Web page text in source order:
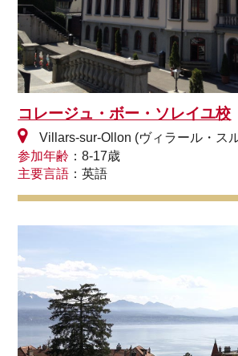
コレージュ・ボー・ソレイユ校
Villars-sur-Ollon (ヴィラール・ス
参加年齢 ：8-17歳
主要言語 ：英語